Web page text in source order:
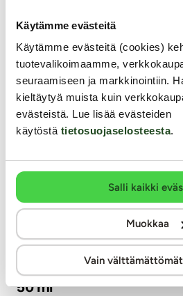
Käytämme evästeitä
Käytämme evästeitä (cookies)
tuotevalikoimaamme,
seuraamiseen ja markkinointiin.
kieltäytyä muista kuin
evästeistä. Lue lisää evästeiden
käytöstä tietosuojaselosteesta.
Salli kaikki
Muokkaa
Vain
antaa pitkäkestoista luistoa.
Tämä liukuvoide on
tuoksuton...
24.99 €
Performance -
Hybridiliukuvoide,
50 ml